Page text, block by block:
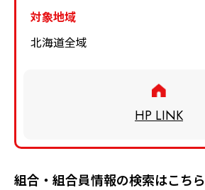
対象地域
北海道全域
HP LINK
組合・組合員情報の検索はこちら